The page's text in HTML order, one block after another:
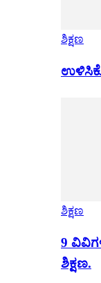
ಶಿಕ್ಷಣ
ಶಿಕ್ಷಣ
9
ಶಿಕ್ಷಣ.